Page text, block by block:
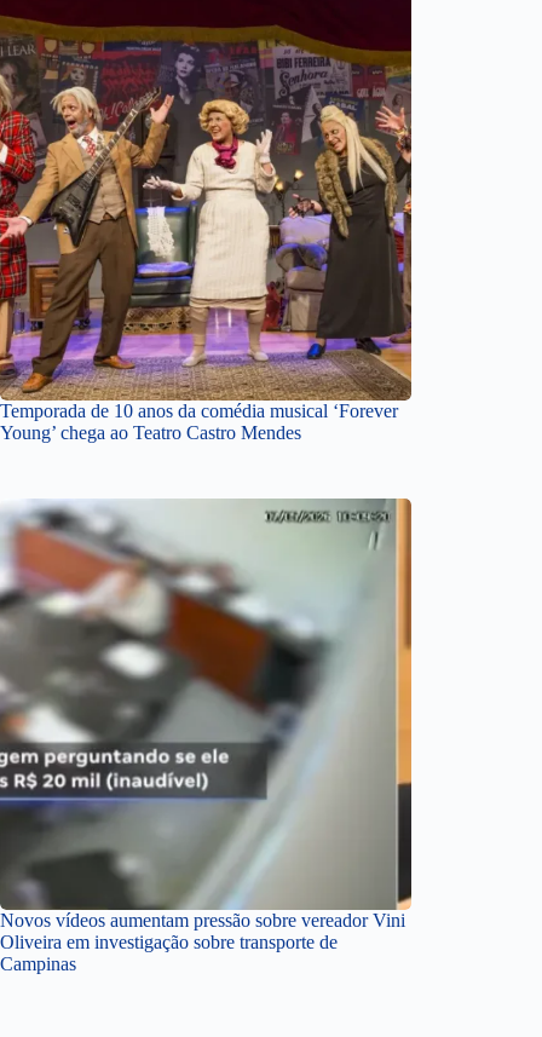
Temporada de 10 anos da comédia musical ‘Forever
Young’ chega ao Teatro Castro Mendes
Novos vídeos aumentam pressão sobre vereador Vini
Oliveira em investigação sobre transporte de
Campinas